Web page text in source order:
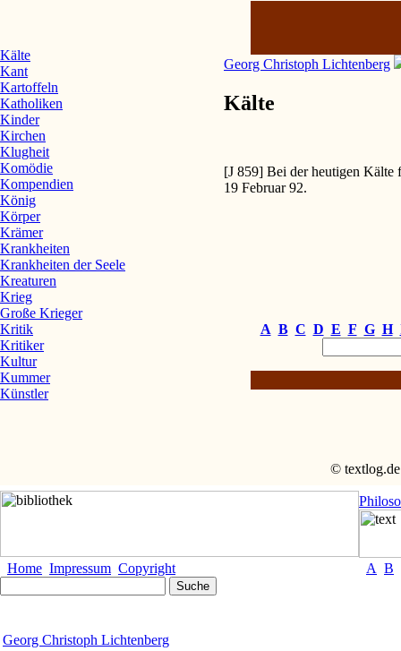
Georg Christoph Lichtenberg
Kälte
[J 859] Bei der heutigen Kälte
19 Februar 92.
A B C D E F G H
Kälte
Kant
Kartoffeln
Katholiken
Kinder
Kirchen
Klugheit
Komödie
Kompendien
König
Körper
Krämer
Krankheiten
Krankheiten der Seele
Kreaturen
Krieg
Große Krieger
Kritik
Kritiker
Kultur
Kummer
Künstler
© textlog.de
Home Impressum Copyright A B
Georg Christoph Lichtenberg